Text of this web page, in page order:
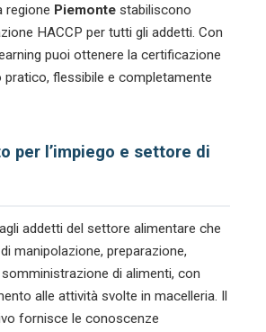
regione Piemonte stabiliscono
HACCP per tutti gli addetti. Con
puoi ottenere la certificazione
flessibile e completamente
per l’impiego e settore di
addetti del settore alimentare che
manipolazione, preparazione,
di alimenti, con
alle attività svolte in macelleria. Il
fornisce le conoscenze